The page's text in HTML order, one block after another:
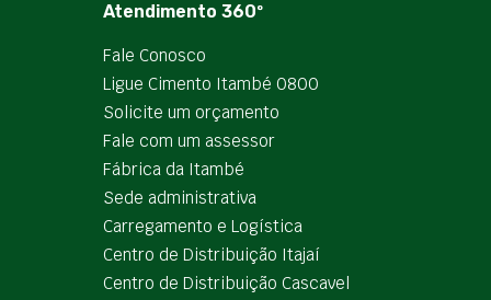
Atendimento 360º
Fale Conosco
Ligue Cimento Itambé 0800
Solicite um orçamento
Fale com um assessor
Fábrica da Itambé
Sede administrativa
Carregamento e Logística
Centro de Distribuição Itajaí
Centro de Distribuição Cascavel